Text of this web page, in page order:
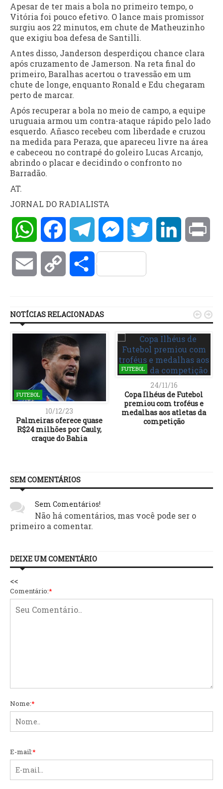
Apesar de ter mais a bola no primeiro tempo, o
Vitória foi pouco efetivo. O lance mais promissor
surgiu aos 22 minutos, em chute de Matheuzinho
que exigiu boa defesa de Santilli.
Antes disso, Janderson desperdiçou chance clara
após cruzamento de Jamerson. Na reta final do
primeiro, Baralhas acertou o travessão em um
chute de longe, enquanto Ronald e Edu chegaram
perto de marcar.
Após recuperar a bola no meio de campo, a equipe
uruguaia armou um contra-ataque rápido pelo lado
esquerdo. Añasco recebeu com liberdade e cruzou
na medida para Peraza, que apareceu livre na área
e cabeceou no contrapé do goleiro Lucas Arcanjo,
abrindo o placar e decidindo o confronto no
Barradão.
AT.
JORNAL DO RADIALISTA
WhatsAppFacebookTelegramMessengerTwitter LinkedIn
Email Copy Compartilhar
NOTÍCIAS RELACIONADAS
FUTEBOL
10/12/23
Palmeiras oferece quase
R$24 milhões por Cauly,
craque do Bahia
FUTEBOL
24/11/16
Copa Ilhéus de Futebol
premiou com troféus e
medalhas aos atletas da
competição
 
SEM COMENTÁRIOS
Sem Comentários!
Não há comentários, mas você pode ser o
primeiro a comentar.
DEIXE UM COMENTÁRIO
<<
Comentário:*
Nome:*
E-mail:*